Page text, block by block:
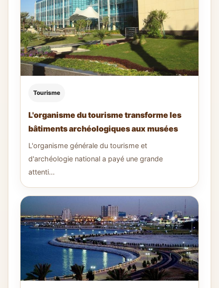
Tourisme
L'organisme du tourisme transforme les
bâtiments archéologiques aux musées
L'organisme générale du tourisme et
d'archéologie national a payé une grande
attenti...